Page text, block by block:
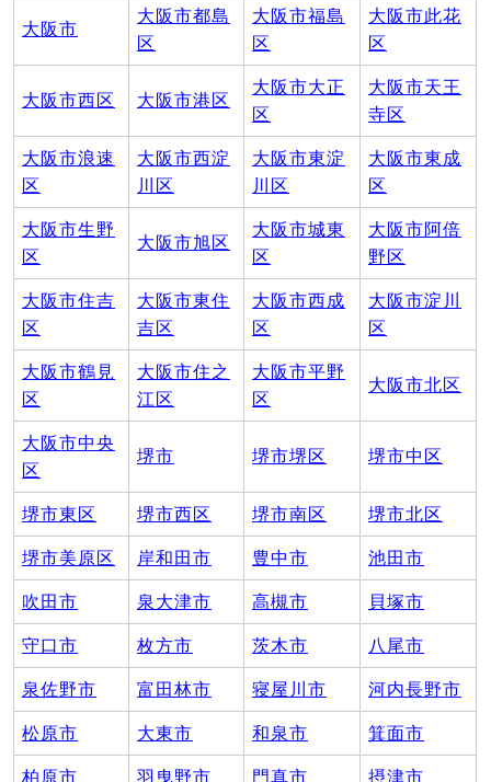
大阪市
大阪市都島
区
大阪市福島
区
大阪市此花
区
大阪市西区 大阪市港区
大阪市大正
区
大阪市天王
寺区
大阪市浪速
区
大阪市西淀
川区
大阪市東淀
川区
大阪市東成
区
大阪市生野
区
大阪市旭区
大阪市城東
区
大阪市阿倍
野区
大阪市住吉
区
大阪市東住
吉区
大阪市西成
区
大阪市淀川
区
大阪市鶴見
区
大阪市住之
江区
大阪市平野
区
大阪市北区
大阪市中央
区
堺市 堺市堺区 堺市中区
堺市東区 堺市西区 堺市南区 堺市北区
堺市美原区 岸和田市 豊中市 池田市
吹田市 泉大津市 高槻市 貝塚市
守口市 枚方市 茨木市 八尾市
泉佐野市 富田林市 寝屋川市 河内長野市
松原市 大東市 和泉市 箕面市
柏原市 羽曳野市 門真市 摂津市